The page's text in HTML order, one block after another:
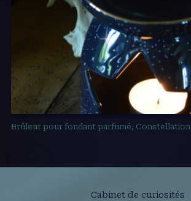
Brûleur pour fondant parfumé, Constellation
Cabinet de curiosités